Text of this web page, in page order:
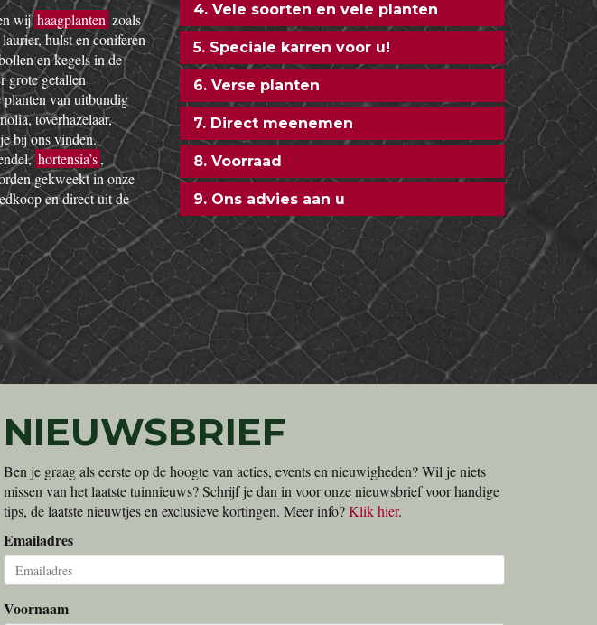
wijhaagplanten zoals
hulst en coniferen
en kegels in de
grote getallen
planten van uitbundig
toverhazelaar,
bij ons vinden.
hortensia’s,
gekweekt in onze
en direct uit de
4. Vele soorten en vele planten
5. Speciale karren voor u!
6. Verse planten
7. Direct meenemen
8. Voorraad
9. Ons advies aan u
NIEUWSBRIEF
Ben je graag als eerste op de hoogte van acties, events en nieuwigheden? Wil je niets
missen van het laatste tuinnieuws? Schrijf je dan in voor onze nieuwsbrief voor handige
tips, de laatste nieuwtjes en exclusieve kortingen. Meer info?Klik hier.
Emailadres
Voornaam